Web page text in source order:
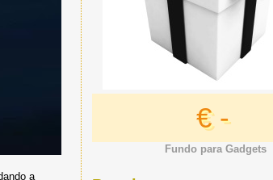
a
€ -
Fundo para Gadgets